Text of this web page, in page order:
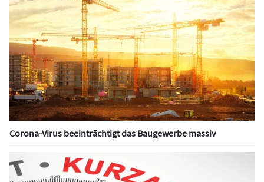
Corona-Virus beeinträchtigt das Baugewerbe massiv